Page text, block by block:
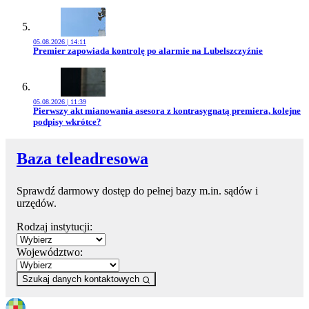
05.08.2026 | 14:11
Przejdź do artykułu:
Premier zapowiada kontrolę po alarmie na Lubelszczyźnie
05.08.2026 | 11:39
Przejdź do artykułu:
Pierwszy akt mianowania asesora z kontrasygnatą premiera, kolejne
podpisy wkrótce?
Baza teleadresowa
Sprawdź darmowy dostęp do pełnej bazy m.in. sądów i
urzędów.
Rodzaj instytucji:
Województwo:
Szukaj danych kontaktowych